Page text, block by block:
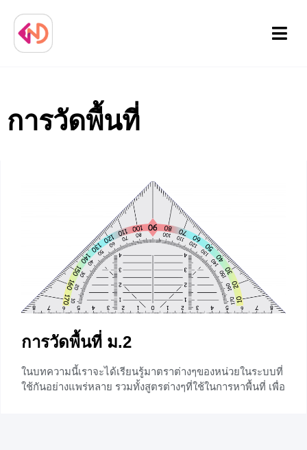
Menu
การวัดพื้นที่
การวัดพื้นที่ ม.2
ในบทความนี้เราจะได้เรียนรู้มาตราต่างๆของหน่วยในระบบที่
ใช้กันอย่างแพร่หลาย รวมทั้งสูตรต่างๆที่ใช้ในการหาพื้นที่ เพื่อ